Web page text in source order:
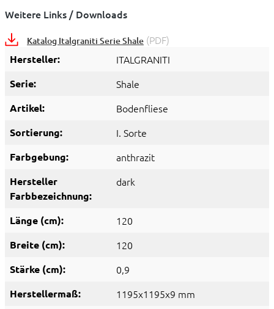
Weitere Links / Downloads
Katalog Italgraniti Serie Shale (PDF)
Hersteller: ITALGRANITI
Serie: Shale
Artikel: Bodenfliese
Sortierung: I. Sorte
Farbgebung: anthrazit
Hersteller
Farbbezeichnung:
dark
Länge (cm): 120
Breite (cm): 120
Stärke (cm): 0,9
Herstellermaß: 1195x1195x9 mm